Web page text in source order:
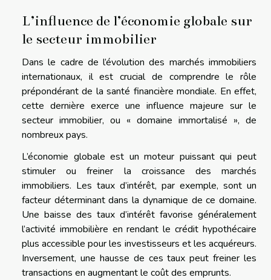
L’influence de l’économie globale sur
le secteur immobilier
Dans le cadre de l’évolution des marchés immobiliers
internationaux, il est crucial de comprendre le rôle
prépondérant de la santé financière mondiale. En effet,
cette dernière exerce une influence majeure sur le
secteur immobilier, ou « domaine immortalisé », de
nombreux pays.
L’économie globale est un moteur puissant qui peut
stimuler ou freiner la croissance des marchés
immobiliers. Les taux d’intérêt, par exemple, sont un
facteur déterminant dans la dynamique de ce domaine.
Une baisse des taux d’intérêt favorise généralement
l’activité immobilière en rendant le crédit hypothécaire
plus accessible pour les investisseurs et les acquéreurs.
Inversement, une hausse de ces taux peut freiner les
transactions en augmentant le coût des emprunts.